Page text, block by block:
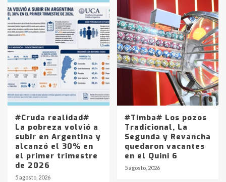
#Cruda realidad#
La pobreza volvió a
subir en Argentina y
alcanzó el 30% en
el primer trimestre
de 2026
5 agosto, 2026
#Timba# Los pozos
Tradicional, La
Segunda y Revancha
quedaron vacantes
en el Quini 6
5 agosto, 2026